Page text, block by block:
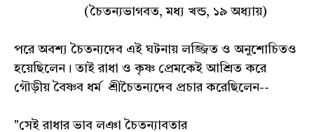
(চৈতন্যভাগবত, মধ্য খন্ড, ১৯ অধ্যায়)
পরে অবশ্য চৈতন্যদেব এই ঘটনায় লজ্জিত ও অনুশোচিতও
হয়েছিলেন। তাই রাধা ও কৃষ্ণ প্রেমকেই আশ্রিত করে
গৌড়ীয় বৈষ্ণব ধর্ম শ্রীচৈতন্যদেব প্রচার করেছিলেন--
"সেই রাধার ভাব লঞা চৈতন্যাবতার